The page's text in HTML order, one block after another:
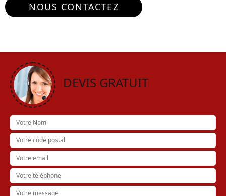
NOUS CONTACTEZ
DEVIS GRATUIT